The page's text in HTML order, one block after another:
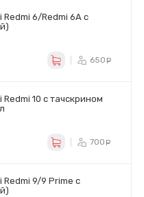
6/Redmi 6A с
650
10 с тачскрином
700
9/9 Prime с